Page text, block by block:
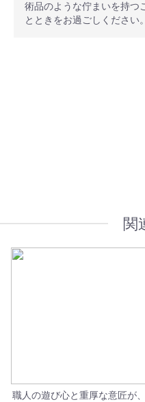
術品のような佇まいを持つ
とときをお過ごしください。
関
職人の遊び心と重厚な意匠が、